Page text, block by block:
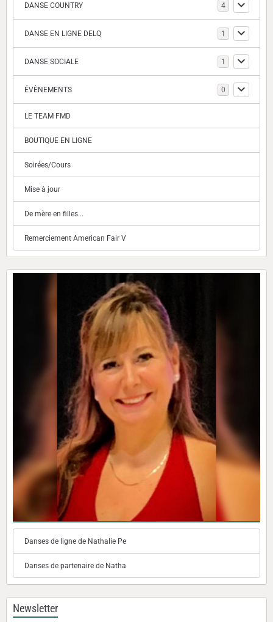
DANSE COUNTRY 4
DANSE EN LIGNE DELQ 1
DANSE SOCIALE 1
ÉVÈNEMENTS 0
LE TEAM FMD
BOUTIQUE EN LIGNE
Soirées/Cours
Mise à jour
De mère en filles...
Remerciement American Fair V
Danses de ligne de Nathalie Pe
Danses de partenaire de Natha
Newsletter